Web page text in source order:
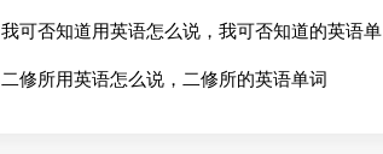
我可否知道用英语怎么说，我可否知道的英语单
二修所用英语怎么说，二修所的英语单词